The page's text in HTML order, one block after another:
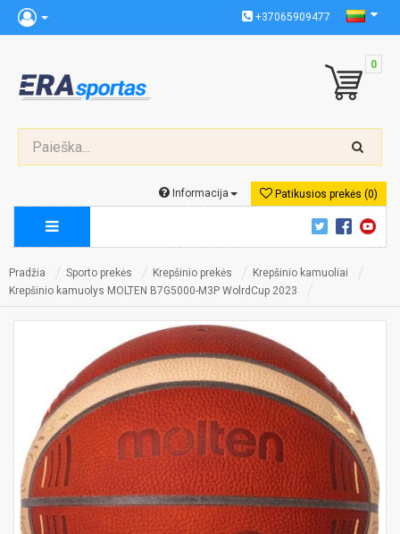
+37065909477
0
Patikusios prekės (0)
Informacija
Pradžia Sporto prekės Krepšinio prekės
Krepšinio kamuoliai
Krepšinio kamuolys MOLTEN B7G5000-M3P WolrdCup 2023